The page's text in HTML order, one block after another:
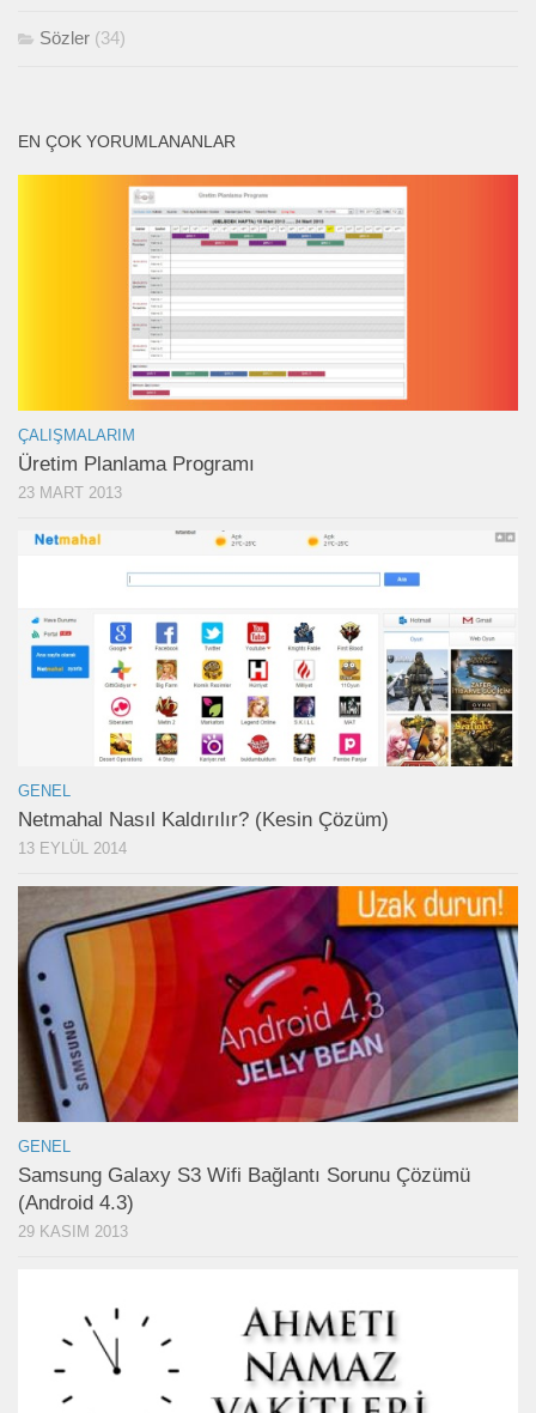
Sözler (34)
EN ÇOK YORUMLANANLAR
ÇALIŞMALARIM
Üretim Planlama Programı
23 MART 2013
GENEL
Netmahal Nasıl Kaldırılır? (Kesin Çözüm)
13 EYLÜL 2014
GENEL
Samsung Galaxy S3 Wifi Bağlantı Sorunu Çözümü
(Android 4.3)
29 KASIM 2013